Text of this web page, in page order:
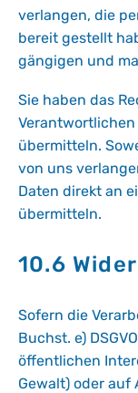
verlangen, die
bereit gestellt
gängigen und
Sie haben das
übermitteln.
von uns
Daten direkt an
übermitteln.
10.6
Sofern die
Buchst. e)
öffentlichen
Gewalt) oder auf